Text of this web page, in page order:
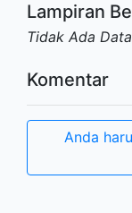
Lampiran
Tidak Ada Data
Komentar
Anda